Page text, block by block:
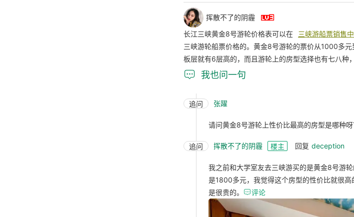
挥散不了的阴霾 
长江三峡黄金8号游轮价格表可以在 三峡游船票销售
三峡游轮船票价格的。黄金8号游轮的票价从1000多
板层就有6层高的，而且游轮上的房型选择也有七八种
 我也问一句
追问 张躍
请问黄金8号游轮上性价比最高的房型是哪种呀
追问 挥散不了的阴霾 楼主 回复 deception
我之前和大学室友去三峡游买的是黄金8号游
是1800多元，我觉得这个房型的性价比就很
是很贵的。 评论